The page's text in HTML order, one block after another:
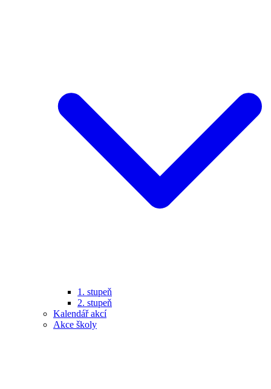
1. stupeň
2. stupeň
Kalendář akcí
Akce školy